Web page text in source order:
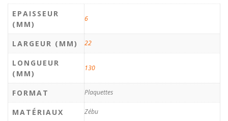
EPAISSEUR
(MM)
6
LARGEUR (MM) 22
LONGUEUR
(MM)
130
FORMAT Plaquettes
MATÉRIAUX Zébu